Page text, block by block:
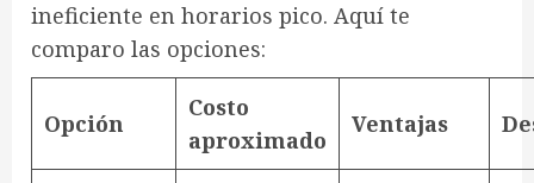
ineficiente en horarios pico. Aquí te
comparo las opciones:
Opción
Costo
aproximado
Ventajas